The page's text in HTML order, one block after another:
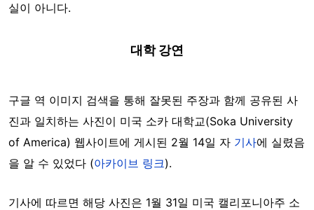
실이 아니다.
대학 강연
구글 역 이미지 검색을 통해 잘못된 주장과 함께 공유된 사
진과 일치하는 사진이 미국 소카 대학교(Soka University
of America) 웹사이트에 게시된 2월 14일 자 기사에 실렸음
을 알 수 있었다 (아카이브 링크).
기사에 따르면 해당 사진은 1월 31일 미국 캘리포니아주 소